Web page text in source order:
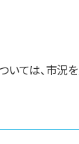
いては、市況